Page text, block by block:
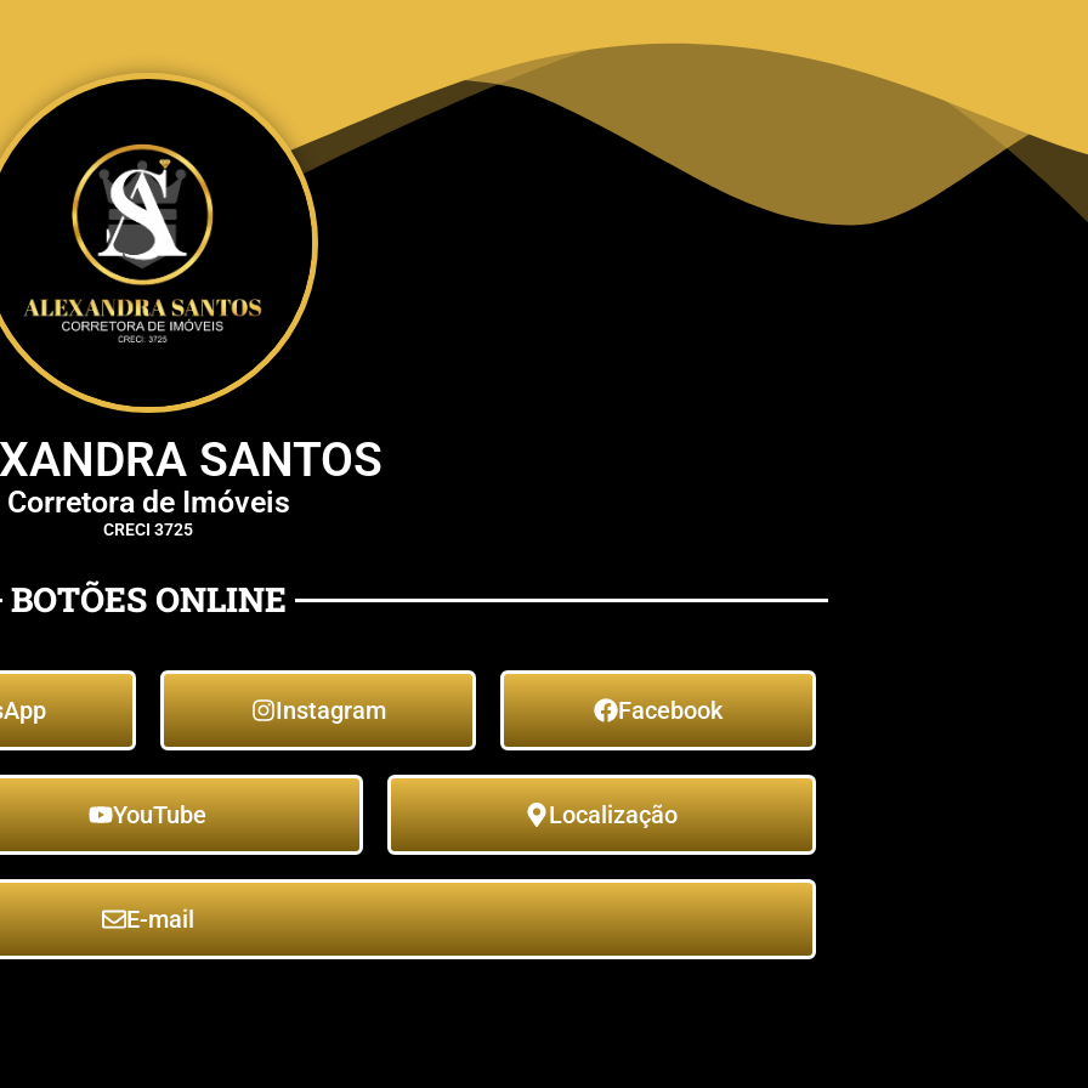
SANTOS
Corretora de Imóveis
CRECI 3725
BOTÕES ONLINE
Instagram Facebook
YouTube Localização
E-mail